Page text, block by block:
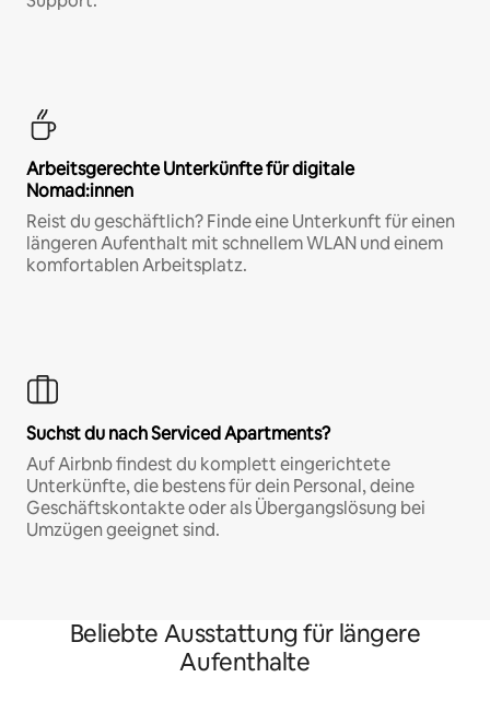
Arbeitsgerechte Unterkünfte für digitale
Nomad:innen
Reist du geschäftlich? Finde eine Unterkunft für einen
längeren Aufenthalt mit schnellem WLAN und einem
komfortablen Arbeitsplatz.
Suchst du nach Serviced Apartments?
Auf Airbnb findest du komplett eingerichtete
Unterkünfte, die bestens für dein Personal, deine
Geschäftskontakte oder als Übergangslösung bei
Umzügen geeignet sind.
Beliebte Ausstattung für längere
Aufenthalte